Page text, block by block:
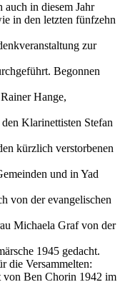
auch in diesem Jahr
in den letzten fünfzehn
zur
Begonnen
Hange,
Klarinettisten Stefan
kürzlich verstorbenen
und in Yad
von der evangelischen
Michaela Graf von der
1945 gedacht.
die Versammelten:
von Ben Chorin 1942 im